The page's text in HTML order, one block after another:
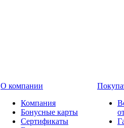
О компании
Компания
Бонусные карты
Сертификаты